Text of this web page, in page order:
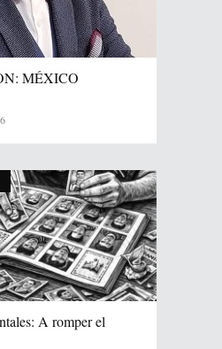
MÉXICO
A romper el